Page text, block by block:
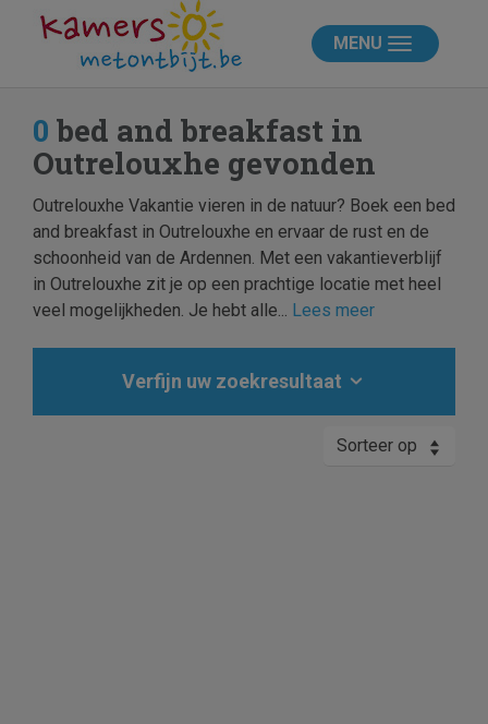
MENU
0 bed and breakfast in
Outrelouxhe gevonden
Outrelouxhe Vakantie vieren in de natuur? Boek een bed
and breakfast in Outrelouxhe en ervaar de rust en de
schoonheid van de Ardennen. Met een vakantieverblijf
in Outrelouxhe zit je op een prachtige locatie met heel
veel mogelijkheden. Je hebt alle... Lees meer
Verfijn uw zoekresultaat
Sorteer op